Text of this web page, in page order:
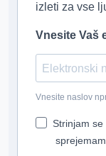
izleti za vse
Vnesite Vaš
Vnesite naslov
Strinjam